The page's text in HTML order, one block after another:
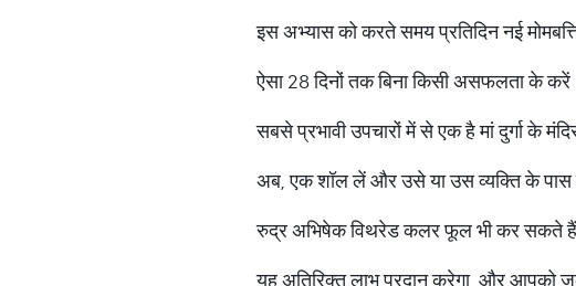
इस अभ्यास को करते समय प्रतिदिन नई
ऐसा 28 दिनों तक बिना किसी असफलता के
सबसे प्रभावी उपचारों में से एक है मां दुर्गा के
अब, एक शॉल लें और उसे या उस व्यक्ति के
रुद्र अभिषेक विथरेड कलर फूल भी कर सकते हैं
यह अतिरिक्त लाभ प्रदान करेगा, और आपको